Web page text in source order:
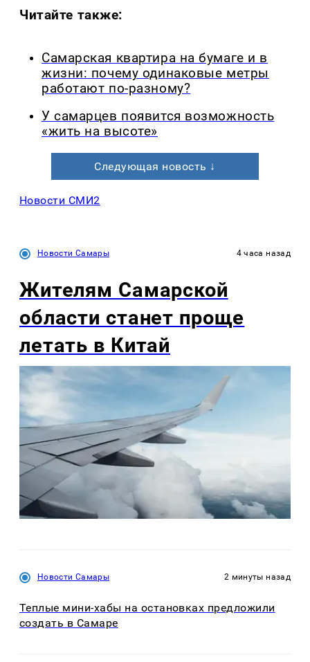
Читайте также:
Самарская квартира на бумаге и в
жизни: почему одинаковые метры
работают по-разному?
У самарцев появится возможность
«жить на высоте»
Следующая новость ↓
Новости СМИ2
Новости Самары 4 часа назад
Жителям Самарской
области станет проще
летать в Китай
Новости Самары 2 минуты назад
Теплые мини-хабы на остановках предложили
создать в Самаре